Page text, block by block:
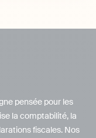
pensée pour les
la comptabilité, la
fiscales. Nos